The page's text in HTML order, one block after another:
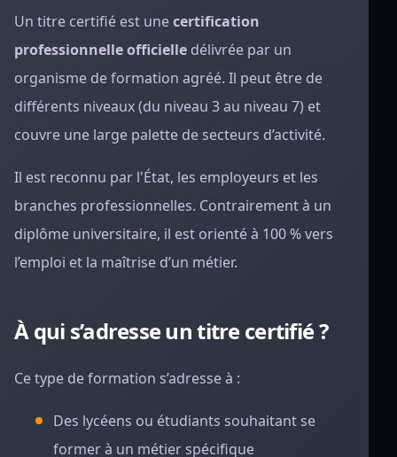
Un titre certifié est unecertification
professionnelle officielle délivrée par un
organisme de formation agréé. Il peut être de
différents niveaux (du niveau 3 au niveau 7) et
couvre une large palette de secteurs d’activité.
Il est reconnu par l'État, les employeurs et les
branches professionnelles. Contrairement à un
diplôme universitaire, il est orienté à 100 % vers
l’emploi et la maîtrise d’un métier.
À qui s’adresse un titre certifié ?
Ce type de formation s’adresse à :
Des lycéens ou étudiants souhaitant se
former à un métier spécifique